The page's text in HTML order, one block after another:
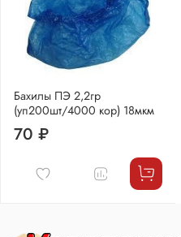
Бахилы ПЭ 2,2гр
(уп200шт/4000 кор) 18мкм
70 ₽